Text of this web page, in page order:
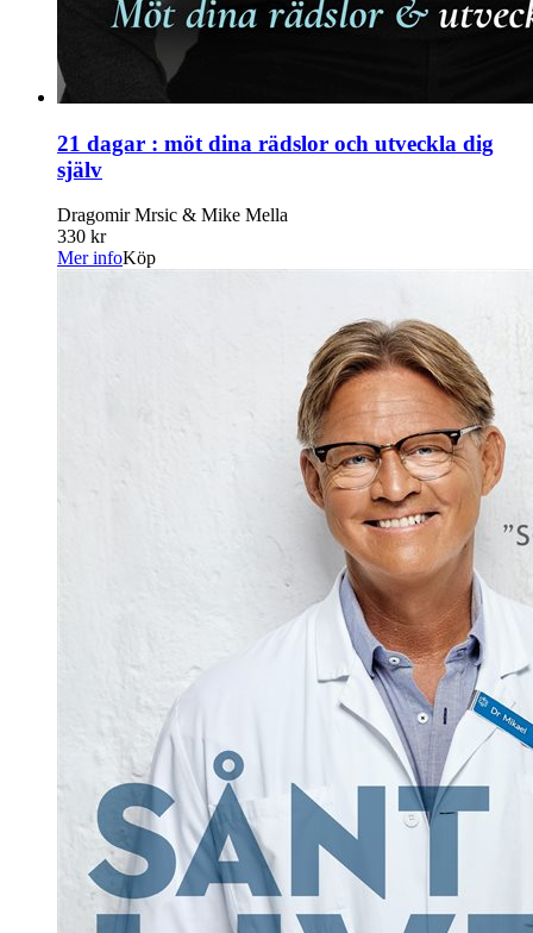
21 dagar : möt dina rädslor och utveckla dig
själv
Dragomir Mrsic & Mike Mella
330 kr
Mer infoKöp